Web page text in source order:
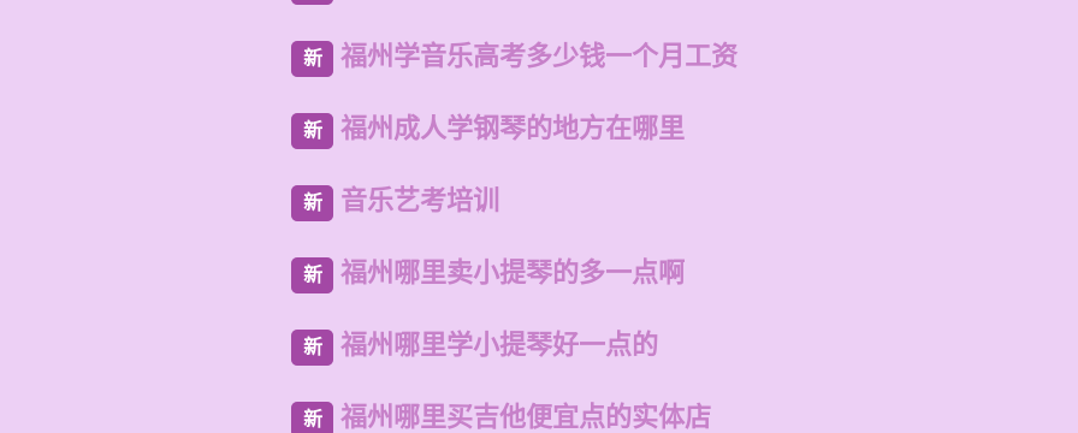
新 福州学音乐高考多少钱一个月工资
新 福州成人学钢琴的地方在哪里
新 音乐艺考培训
新 福州哪里卖小提琴的多一点啊
新 福州哪里学小提琴好一点的
新 福州哪里买吉他便宜点的实体店